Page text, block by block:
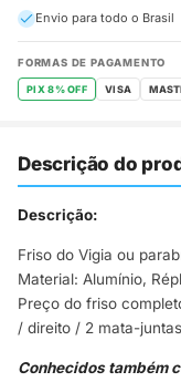
Envio para todo o Brasil
FORMAS DE PAGAMENTO
PIX 8% OFF VISA
Descrição do
Descrição:
Friso do Vigia ou
Material: Alumínio,
Preço do friso
/ direito / 2 mata-
Conhecidos também